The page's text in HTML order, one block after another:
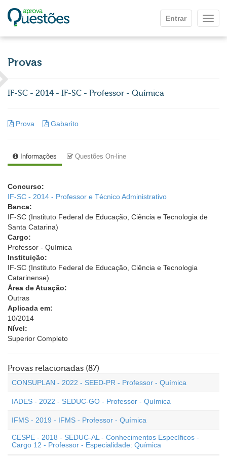
Entrar
Provas
IF-SC - 2014 - IF-SC - Professor - Química
Prova Gabarito
Informações Questões On-line
Concurso:
IF-SC - 2014 - Professor e Técnico Administrativo
Banca:
IF-SC (Instituto Federal de Educação, Ciência e Tecnologia de
Santa Catarina)
Cargo:
Professor - Química
Instituição:
IF-SC (Instituto Federal de Educação, Ciência e Tecnologia
Catarinense)
Área de Atuação:
Outras
Aplicada em:
10/2014
Nível:
Superior Completo
Provas relacionadas (87)
CONSUPLAN - 2022 - SEED-PR - Professor - Química
IADES - 2022 - SEDUC-GO - Professor - Química
IFMS - 2019 - IFMS - Professor - Química
CESPE - 2018 - SEDUC-AL - Conhecimentos Específicos -
Cargo 12 - Professor - Especialidade: Química